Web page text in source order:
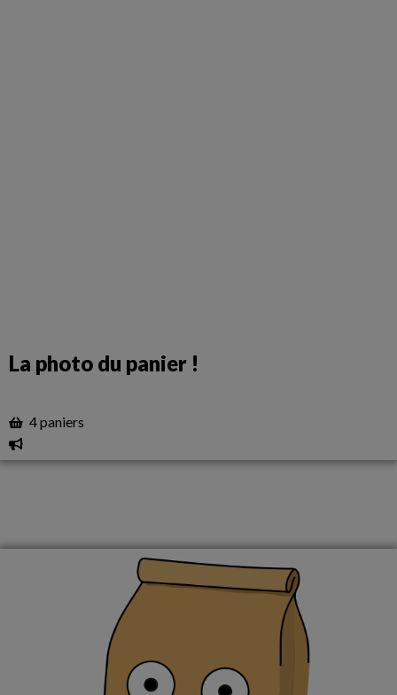
La photo du panier !
4 paniers